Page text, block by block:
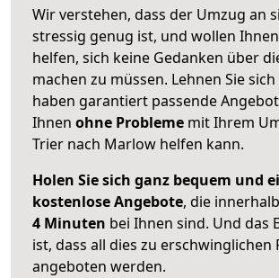
Wir verstehen, dass der Umzug an
stressig genug ist, und wollen
helfen, sich keine Gedanken über
machen zu müssen. Lehnen Sie
haben garantiert passende
Ihnen ohne Probleme mit Ihrem
Trier nach Marlow helfen kann.
Holen Sie sich ganz bequem und
kostenlose Angebote, die
4 Minuten bei Ihnen sind. Und das
ist, dass all dies zu erschwinglichen
angeboten werden.